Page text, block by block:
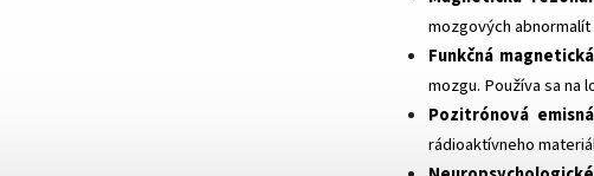
mozgových
Funkčná
mozgu. Používa sa na
Pozitrónová
rádioaktívneho